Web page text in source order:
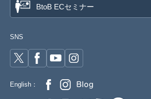
BtoB ECセミナー
SNS
English：